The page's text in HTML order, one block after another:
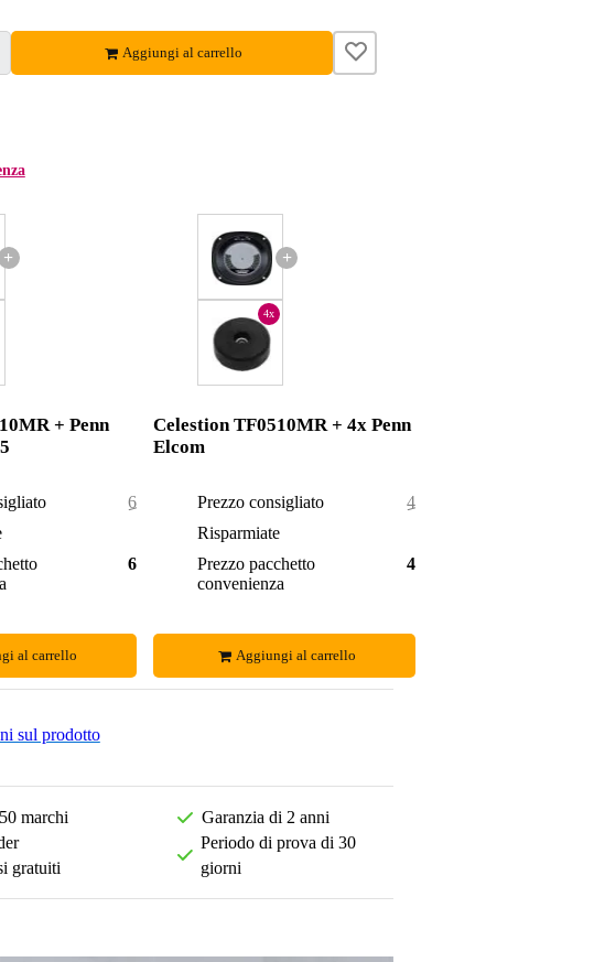
Aggiungi al carrello
+
+ Penn
69,00 €
66,00 €
al carrello
+
4x
Celestion TF0510MR + 4x Penn
Elcom
Prezzo consigliato
41,92 €
Risparmiate
Prezzo pacchetto
convenienza
41,00 €
Aggiungi al carrello
sul prodotto
marchi
gratuiti
Garanzia di 2 anni
Periodo di prova di 30
giorni